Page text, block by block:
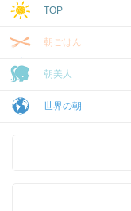
TOP
朝ごはん
朝美人
世界の朝